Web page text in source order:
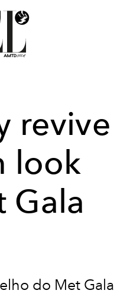
revive
look
Gala
do Met Gala